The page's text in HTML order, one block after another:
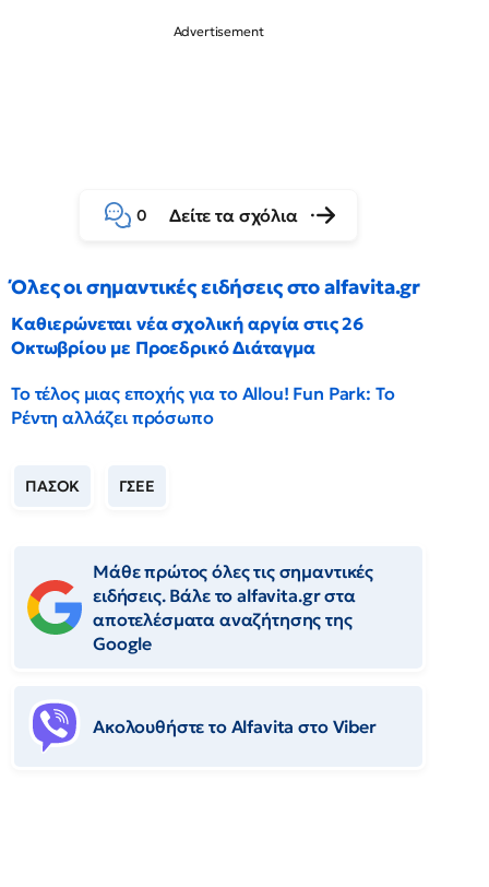
0 Δείτε τα σχόλια
Όλες οι σημαντικές ειδήσεις στο alfavita.gr
Καθιερώνεται νέα σχολική αργία στις 26
Οκτωβρίου με Προεδρικό Διάταγμα
Το τέλος μιας εποχής για το Allou! Fun Park: Το
Ρέντη αλλάζει πρόσωπο
ΠΑΣΟΚ ΓΣΕΕ
Μάθε πρώτος όλες τις σημαντικές
ειδήσεις. Βάλε το alfavita.gr στα
αποτελέσματα αναζήτησης της
Google
Ακολουθήστε το Αlfavita στο Viber